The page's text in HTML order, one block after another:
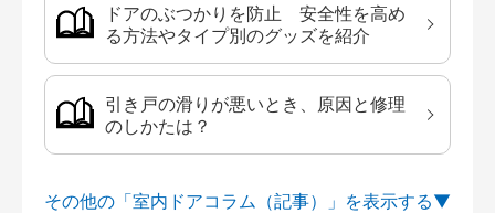
ドアのぶつかりを防止 安全性を高め
る方法やタイプ別のグッズを紹介
引き戸の滑りが悪いとき、原因と修理
のしかたは？
その他の「室内ドアコラム（記事）」を